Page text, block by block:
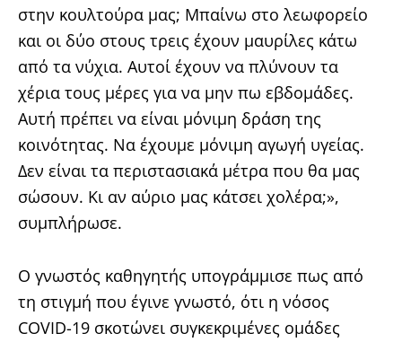
στην κουλτούρα μας; Μπαίνω στο λεωφορείο
και οι δύο στους τρεις έχουν μαυρίλες κάτω
από τα νύχια. Αυτοί έχουν να πλύνουν τα
χέρια τους μέρες για να μην πω εβδομάδες.
Αυτή πρέπει να είναι μόνιμη δράση της
κοινότητας. Να έχουμε μόνιμη αγωγή υγείας.
Δεν είναι τα περιστασιακά μέτρα που θα μας
σώσουν. Κι αν αύριο μας κάτσει χολέρα;»,
συμπλήρωσε.
Ο γνωστός καθηγητής υπογράμμισε πως από
τη στιγμή που έγινε γνωστό, ότι η νόσος
COVID-19 σκοτώνει συγκεκριμένες ομάδες